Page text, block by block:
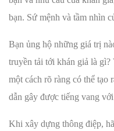
bạn. Sứ mệnh và tầm nhìn
Bạn ủng hộ những giá trị
truyền tải tới khán giả là gì?
một cách rõ ràng có thể tạo
dẫn gây được tiếng vang
Khi xây dựng thông điệp,